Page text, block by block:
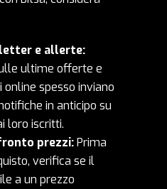
e allerte:
ultime offerte e
online spesso inviano
in anticipo su
loro iscritti.
prezzi:Prima
verifica se il
a un prezzo